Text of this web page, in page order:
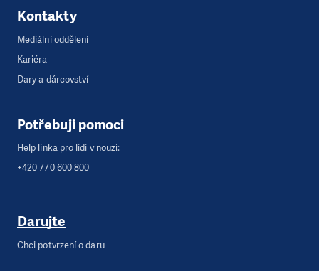
Kontakty
Mediální oddělení
Kariéra
Dary a dárcovství
Potřebuji pomoci
Help linka pro lidi v nouzi:
+420 770 600 800
Darujte
Chci potvrzení o daru